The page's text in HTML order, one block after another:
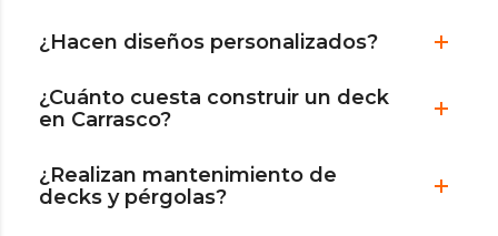
¿Hacen diseños personalizados?
¿Cuánto cuesta construir un deck
en Carrasco?
¿Realizan mantenimiento de
decks y pérgolas?